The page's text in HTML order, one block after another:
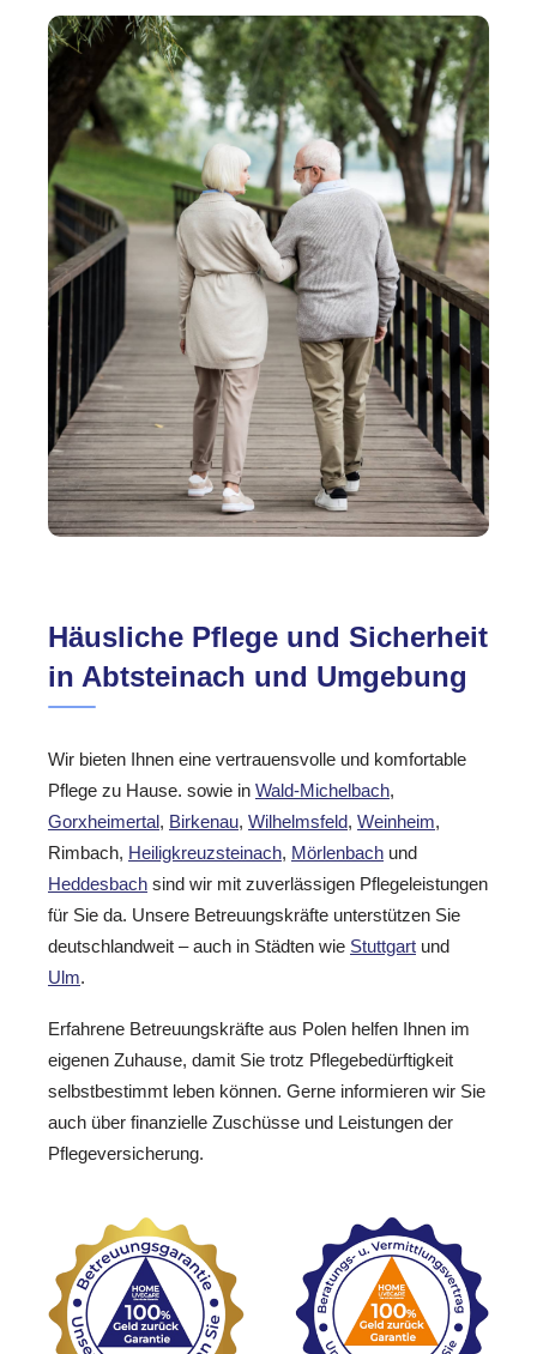
Häusliche Pflege und Sicherheit
in Abtsteinach und Umgebung
Wir bieten Ihnen eine vertrauensvolle und komfortable
Pflege zu Hause. sowie in Wald-Michelbach,
Gorxheimertal, Birkenau, Wilhelmsfeld, Weinheim,
Rimbach, Heiligkreuzsteinach, Mörlenbach und
Heddesbach sind wir mit zuverlässigen Pflegeleistungen
für Sie da. Unsere Betreuungskräfte unterstützen Sie
deutschlandweit – auch in Städten wie Stuttgart und
Ulm.
Erfahrene Betreuungskräfte aus Polen helfen Ihnen im
eigenen Zuhause, damit Sie trotz Pflegebedürftigkeit
selbstbestimmt leben können. Gerne informieren wir Sie
auch über finanzielle Zuschüsse und Leistungen der
Pflegeversicherung.